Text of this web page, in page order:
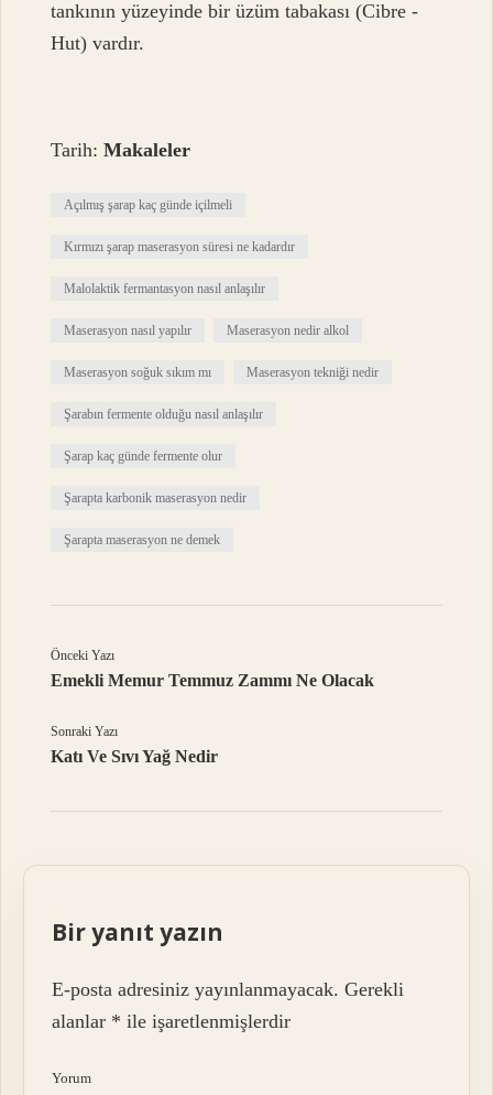
tankının yüzeyinde bir üzüm tabakası (Cibre -
Hut) vardır.
Tarih:Makaleler
Açılmış şarap kaç günde içilmeli
Kırmızı şarap maserasyon süresi ne kadardır
Malolaktik fermantasyon nasıl anlaşılır
Maserasyon nasıl yapılır Maserasyon nedir alkol
Maserasyon soğuk sıkım mı Maserasyon tekniği nedir
Şarabın fermente olduğu nasıl anlaşılır
Şarap kaç günde fermente olur
Şarapta karbonik maserasyon nedir
Şarapta maserasyon ne demek
Önceki Yazı
Emekli Memur Temmuz Zammı Ne Olacak
Sonraki Yazı
Katı Ve Sıvı Yağ Nedir
Bir yanıt yazın
E-posta adresiniz yayınlanmayacak. Gerekli
alanlar * ile işaretlenmişlerdir
Yorum